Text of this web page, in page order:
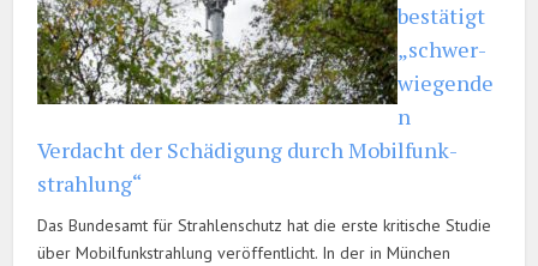
bestätigt
„schwer­
wiegende
n
Verdacht der Schädigung durch Mobilfunk­
strahlung“
Das Bundesamt für Strahlenschutz hat die erste kritische Studie
über Mobilfunk­strahlung veröffentlicht. In der in München